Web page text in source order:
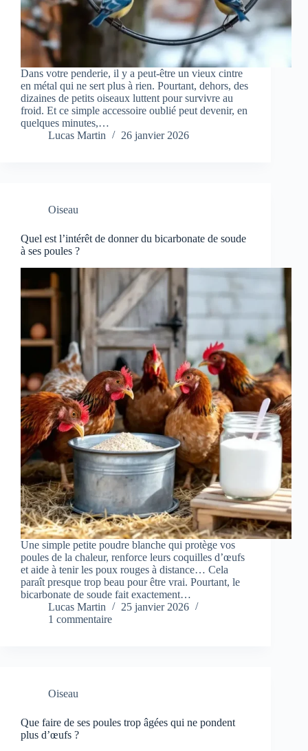
Dans votre penderie, il y a peut‑être un vieux cintre
en métal qui ne sert plus à rien. Pourtant, dehors, des
dizaines de petits oiseaux luttent pour survivre au
froid. Et ce simple accessoire oublié peut devenir, en
quelques minutes,…
Lucas Martin
26 janvier 2026
Oiseau
Quel est l’intérêt de donner du bicarbonate de soude
à ses poules ?
Une simple petite poudre blanche qui protège vos
poules de la chaleur, renforce leurs coquilles d’œufs
et aide à tenir les poux rouges à distance… Cela
paraît presque trop beau pour être vrai. Pourtant, le
bicarbonate de soude fait exactement…
Lucas Martin
25 janvier 2026
1 commentaire
Oiseau
Que faire de ses poules trop âgées qui ne pondent
plus d’œufs ?